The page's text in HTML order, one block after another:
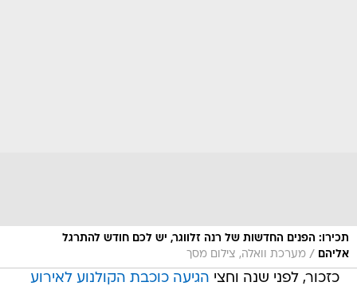
תכירו: הפנים החדשות של רנה זלווגר, יש לכם חודש להתרגל
אליהם
/ מערכת וואלה, צילום מסך
כזכור, לפני שנה וחצי הגיעה כוכבת הקולנוע לאירוע